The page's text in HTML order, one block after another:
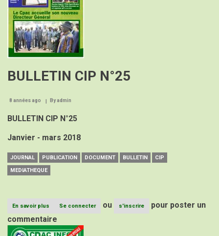
BULLETIN CIP N°25
8 années ago Byadmin
BULLETIN CIP N°25
Janvier - mars 2018
JOURNAL PUBLICATION DOCUMENT BULLETIN
CIP
MEDIATHEQUE
En savoir plus
BULLETIN
CIP
N°25
Se connecter ou s'inscrire
pour poster un
commentaire
Image